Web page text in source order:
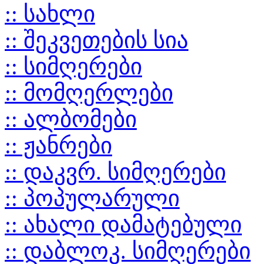
:: სახლი
:: შეკვეთების სია
:: სიმღერები
:: მომღერლები
:: ალბომები
:: ჟანრები
:: დაკვრ. სიმღერები
:: პოპულარული
:: ახალი დამატებული
:: დაბლოკ. სიმღერები